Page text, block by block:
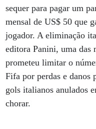
sequer para pagar um
mensal de US$ 50 que
jogador. A eliminação
editora Panini, uma das
prometeu limitar o
Fifa por perdas e danos
gols italianos anulados
chorar.